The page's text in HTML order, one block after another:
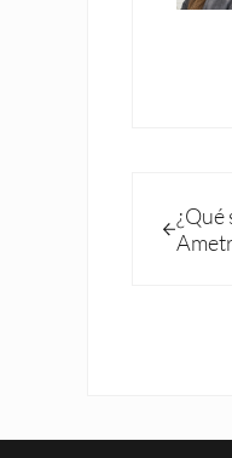
¿Qué